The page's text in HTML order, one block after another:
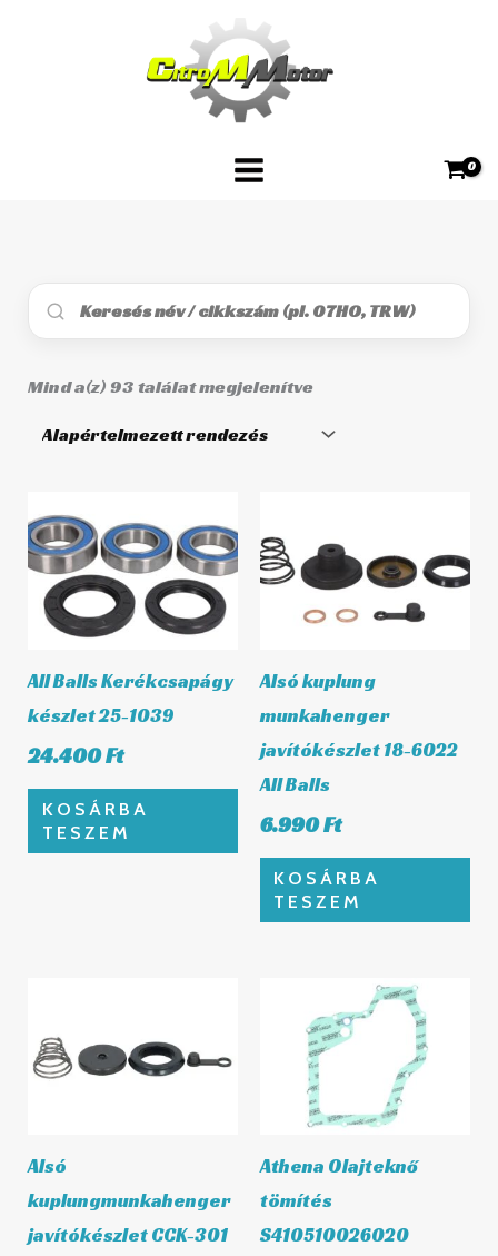
Mind a(z) 93 találat megjelenítve
All Balls Kerékcsapágy
készlet 25-1039
24.400Ft
KOSÁRBA
TESZEM
Alsó kuplung
munkahenger
javítókészlet 18-6022
All Balls
6.990Ft
KOSÁRBA
TESZEM
Alsó
kuplungmunkahenger
javítókészlet CCK-301
Athena Olajteknő
tömítés
S410510026020